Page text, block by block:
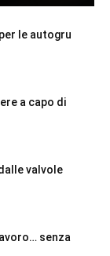
le autogru
a capo di
valvole
senza